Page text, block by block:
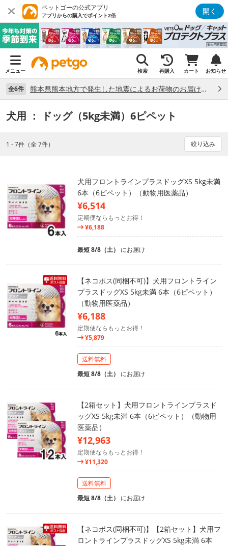
ペットゴーの公式アプリ
アプリからの購入でポイント2倍 開く
メニュー 検索 再購入 カート お知らせ
全6件 熊本県熊本地方で発生した地震によるお荷物のお届け状況について （7/28）
犬用 ： ドッグ（5kg未満）6ピペット
1 - 7件（全 7件） 絞り込み
犬用フロントラインプラスドッグXS 5kg未満
6本（6ピペット）（動物用医薬品）
¥6,514
定期便ならもっとお得！
¥6,188
最短 8/8（土） にお届け
【ネコポス(同梱不可)】犬用フロントライン
プラスドッグXS 5kg未満 6本（6ピペット）
（動物用医薬品）
¥6,188
定期便ならもっとお得！
¥5,879
送料無料
最短 8/8（土） にお届け
【2箱セット】犬用フロントラインプラスド
ッグXS 5kg未満 6本（6ピペット）（動物用
医薬品）
¥12,963
定期便ならもっとお得！
¥11,320
送料無料
最短 8/8（土） にお届け
【ネコポス(同梱不可)】【2箱セット】犬用フ
ロントラインプラスドッグXS 5kg未満 6本